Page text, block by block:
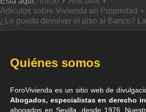
Artículos sobre Vivienda en Propiedad
¿Le puedo devolver el piso al Banco?
Quiénes somos
ForoVivienda es un sitio web de
Abogados, especialistas en derecho
abogados en Sevilla , desde 1976.